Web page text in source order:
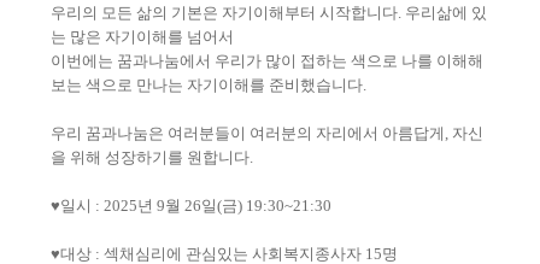
우리의 모든 삶의 기본은 자기이해부터 시작합니다. 우리삶에 있
는 많은 자기이해를 넘어서
이번에는 꿈과나눔에서 우리가 많이 접하는 색으로 나를 이해해
보는 색으로 만나는 자기이해를 준비했습니다.
우리 꿈과나눔은 여러분들이 여러분의 자리에서 아름답게 , 자신
을 위해 성장하기를 원합니다.
♥일시 : 2025년 9월 26일(금) 19:30~21:30
♥대상 : 섹채심리에 관심있는 사회복지종사자 15명